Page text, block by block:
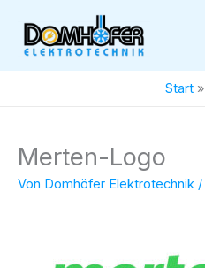
Inhalt
Start
Merten-Logo
Von Domhöfer Elektrotechnik /